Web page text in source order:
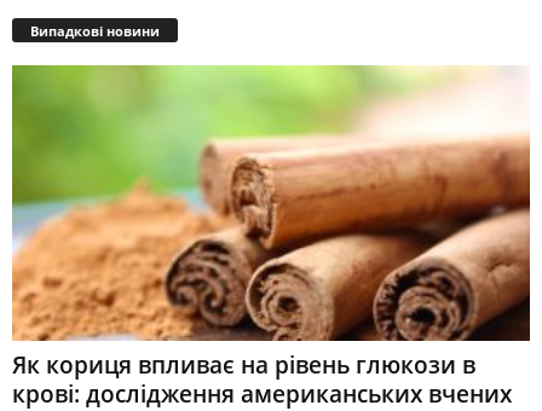
Випадкові новини
Як кориця впливає на рівень глюкози в
крові: дослідження американських вчених